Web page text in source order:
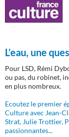
L’eau, une
Pour LSD, Rémi
ou pas, du robinet,
en plus nombreux.
Ecoutez le premier
Culture avec Jean-
Strat, Julie Trottier,
passionnantes...